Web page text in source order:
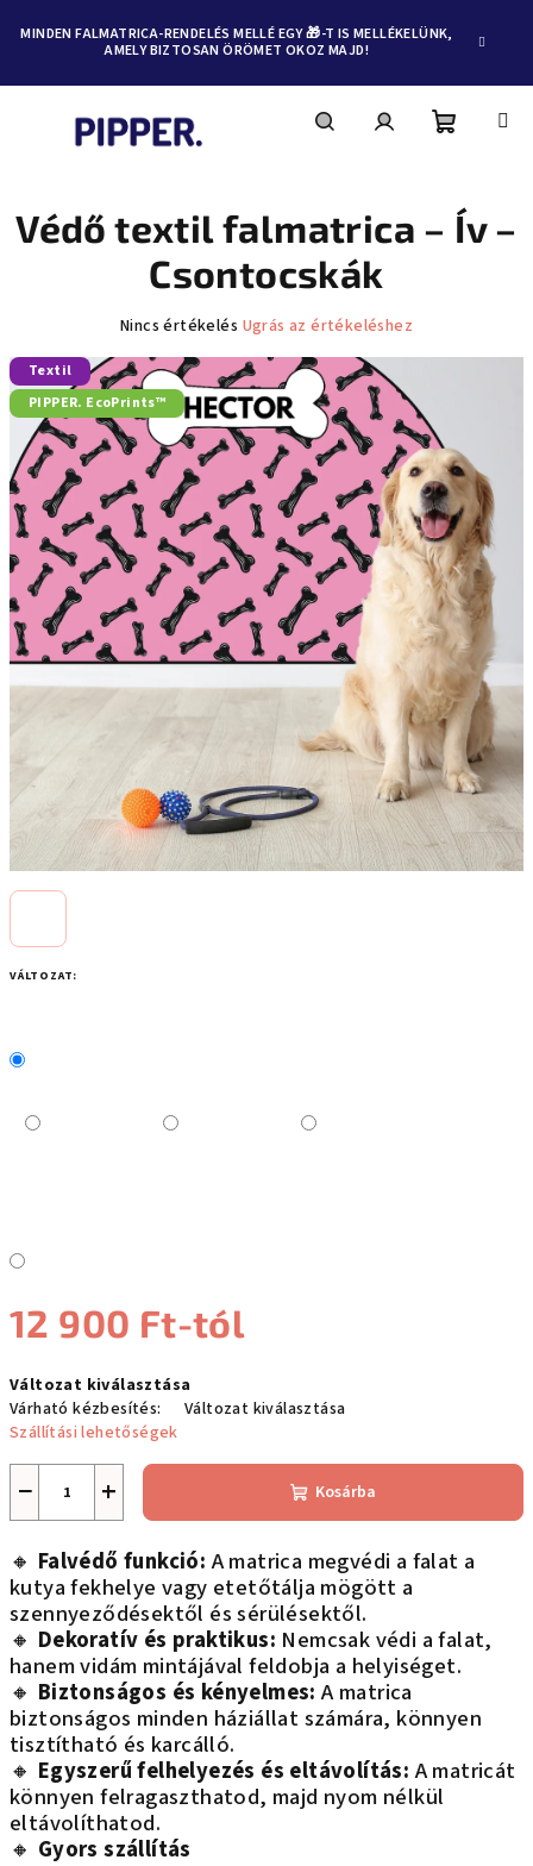
tartalomhoz
MINDEN FALMATRICA-RENDELÉS MELLÉ EGY 🎁-T IS MELLÉKELÜNK,
AMELY BIZTOSAN ÖRÖMET OKOZ MAJD!
VÁLTOZAT:
12 900 Ft-tól
Változat kiválasztása
Várható kézbesítés:
Változat kiválasztása
Szállítási lehetőségek
+
− Kosárba
🔸 Falvédő funkció:A matrica megvédi a falat a
kutya fekhelye vagy etetőtálja mögött a
szennyeződésektől és sérülésektől.
🔸 Dekoratív és praktikus: Nemcsak védi a falat,
hanem vidám mintájával feldobja a helyiséget.
🔸 Biztonságos és kényelmes:A matrica
biztonságos minden háziállat számára, könnyen
tisztítható és karcálló.
🔸 Egyszerű felhelyezés és eltávolítás:A matricát
könnyen felragaszthatod, majd nyom nélkül
eltávolíthatod.
🔸 Gyors szállítás
Védő textil falmatrica – Ív –
Csontocskák
A
átlagos
értékelése
5-
ből
csillag.
Nincs értékelés Ugrás az értékeléshez
Textil
PIPPER. EcoPrints™